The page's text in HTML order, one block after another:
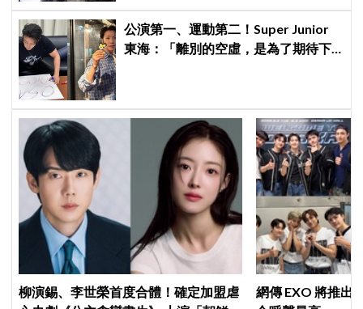
公演第一、運動第二！Super Junior
東海：「離別的空虛，是為了期待下
柳演錫、李世榮首度合體！確定加盟虐
網傳 EXO 將推出